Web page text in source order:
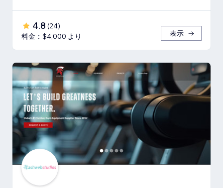
4.8 (24)
料金：$4,000 より
表示